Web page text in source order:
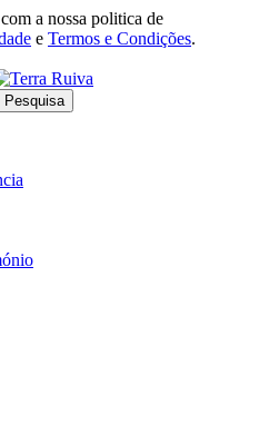
a nossa politica de
e Termos e Condições.